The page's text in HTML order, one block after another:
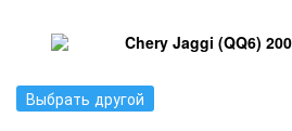
Chery Jaggi (QQ6)
Выбрать другой